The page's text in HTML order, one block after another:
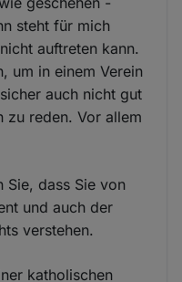
steht für mich
auftreten kann.
um in einem Verein
auch nicht gut
zu reden. Vor allem
Sie, dass Sie von
und auch der
verstehen.
katholischen